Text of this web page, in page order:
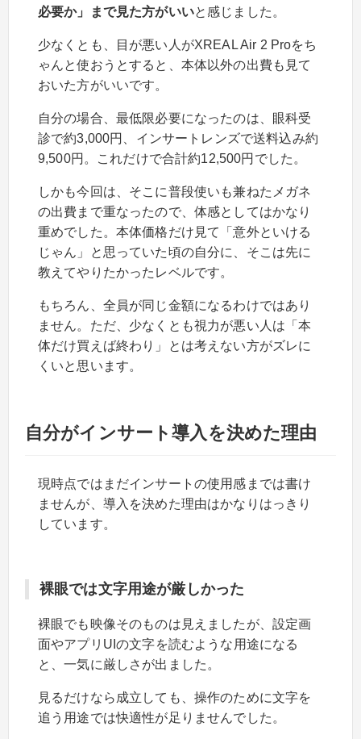
必要か」まで見た方がいいと感じました。
少なくとも、目が悪い人がXREAL Air 2 Proをち
ゃんと使おうとすると、本体以外の出費も見て
おいた方がいいです。
自分の場合、最低限必要になったのは、眼科受
診で約3,000円、インサートレンズで送料込み約
9,500円。これだけで合計約12,500円でした。
しかも今回は、そこに普段使いも兼ねたメガネ
の出費まで重なったので、体感としてはかなり
重めでした。本体価格だけ見て「意外といける
じゃん」と思っていた頃の自分に、そこは先に
教えてやりたかったレベルです。
もちろん、全員が同じ金額になるわけではあり
ません。ただ、少なくとも視力が悪い人は「本
体だけ買えば終わり」とは考えない方がズレに
くいと思います。
自分がインサート導入を決めた理由
現時点ではまだインサートの使用感までは書け
ませんが、導入を決めた理由はかなりはっきり
しています。
裸眼では文字用途が厳しかった
裸眼でも映像そのものは見えましたが、設定画
面やアプリUIの文字を読むような用途になる
と、一気に厳しさが出ました。
見るだけなら成立しても、操作のために文字を
追う用途では快適性が足りませんでした。